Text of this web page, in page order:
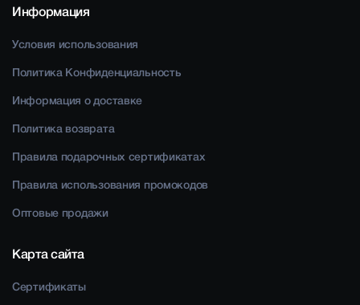
Информация
Условия использования
Политика Конфиденциальность
Информация о доставке
Политика возврата
Правила подарочных сертификатах
Правила использования промокодов
Оптовые продажи
Карта сайта
Сертификаты